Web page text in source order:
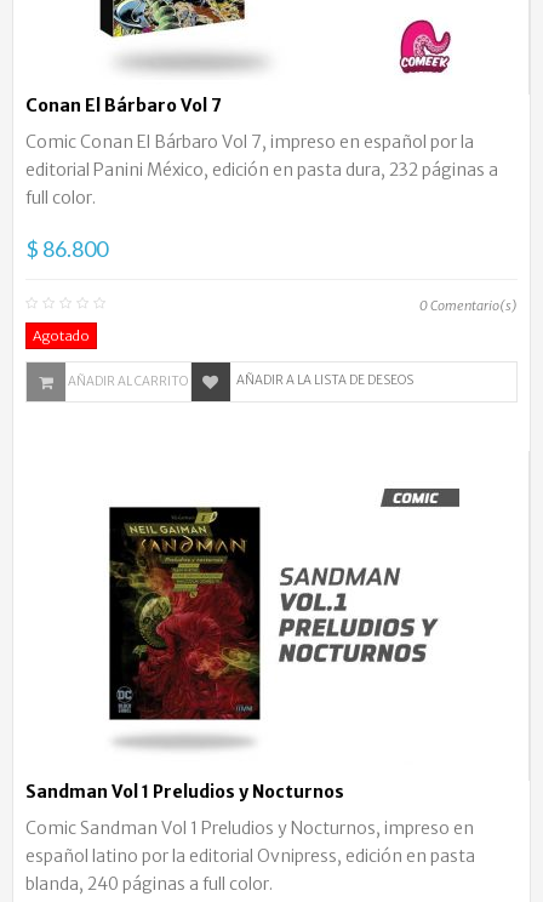
Conan El Bárbaro Vol 7
Comic Conan El Bárbaro Vol 7, impreso en español por la
editorial Panini México, edición en pasta dura, 232 páginas a
full color.
$ 86.800
0Comentario(s)
Agotado
AÑADIR AL CARRITO AÑADIR A LA LISTA DE DESEOS
Sandman Vol 1 Preludios y Nocturnos
Comic Sandman Vol 1 Preludios y Nocturnos, impreso en
español latino por la editorial Ovnipress, edición en pasta
blanda, 240 páginas a full color.